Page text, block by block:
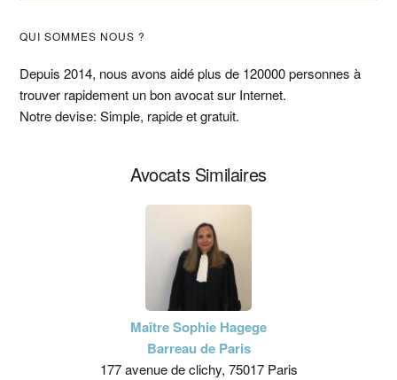
Barre
latérale
principale
QUI SOMMES NOUS ?
Depuis 2014, nous avons aidé plus de 120000 personnes à
trouver rapidement un bon avocat sur Internet.
Notre devise: Simple, rapide et gratuit.
Avocats Similaires
Maître Sophie Hagege
Barreau de Paris
177 avenue de clichy, 75017 Paris